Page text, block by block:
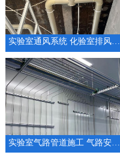
实验室通风系统 化验室排风系统整体规划设计